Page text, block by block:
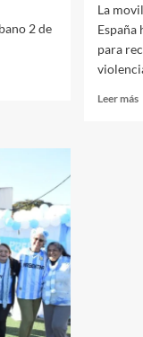
2 de
La
España
para
Leer más